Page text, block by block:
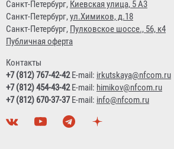
Санкт-Петербург, Киевская улица, 5 А3
Санкт-Петербург,ул.Химиков, д.18
Санкт-Петербург, Пулковское шоссе., 56, к4
Публичная оферта
Контакты
+7 (812) 767-42-42E-mail: irkutskaya@nfcom.ru
+7 (812) 454-43-42E-mail: himikov@nfcom.ru
+7 (812) 670-37-37E-mail: info@nfcom.ru